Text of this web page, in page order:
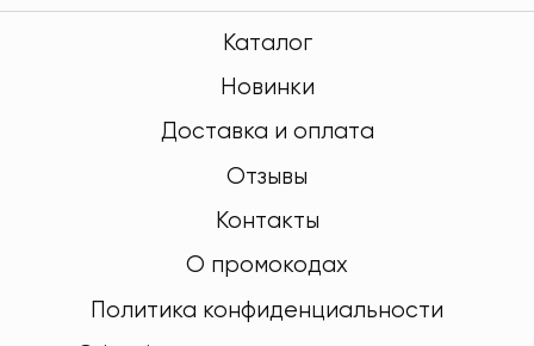
Каталог
Новинки
Доставка и оплата
Отзывы
Контакты
О промокодах
Политика конфиденциальности